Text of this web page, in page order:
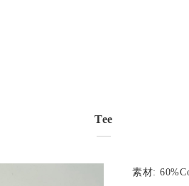
Tee
素材: